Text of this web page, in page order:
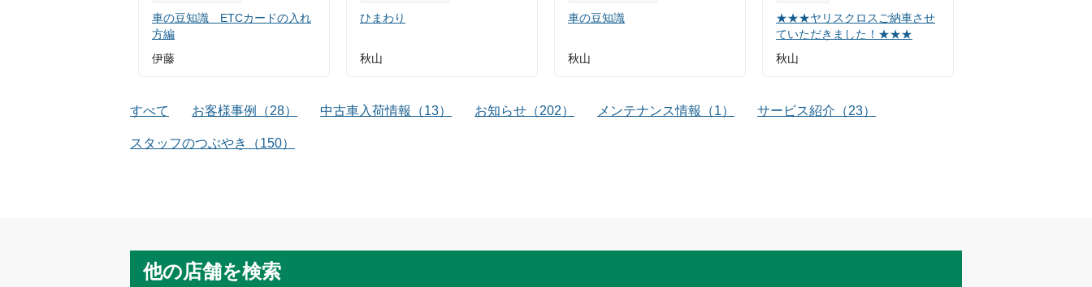
車の豆知識 ETCカードの入れ
方編
伊藤
ひまわり
秋山
車の豆知識
秋山
★★★ヤリスクロスご納車させ
ていただきました！★★★
秋山
すべて お客様事例 （28） 中古車入荷情報 （13） お知らせ （202） メンテナンス情報 （1） サービス紹介 （23）
スタッフのつぶやき （150）
他の店舗を検索